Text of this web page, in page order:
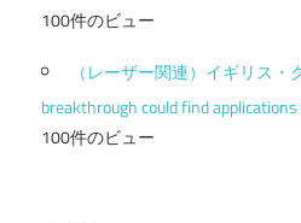
100件のビュー
（レーザー関連）イギリス
breakthrough could find
100件のビュー